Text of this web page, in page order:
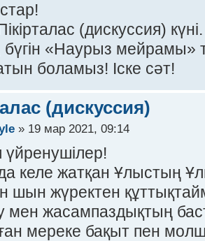
(дискуссия) күні.
«Наурыз мейрамы»
боламыз! Іске сәт!
(дискуссия)
» 19 мар 2021, 09:14
үйренушілер!
келе жатқан Ұлыстың
шын жүректен
жасампаздықтың
мереке бақыт пен